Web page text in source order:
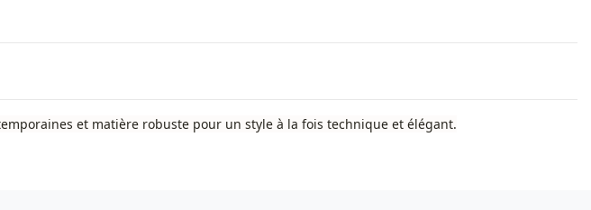
et matière robuste pour un style à la fois technique et élégant.